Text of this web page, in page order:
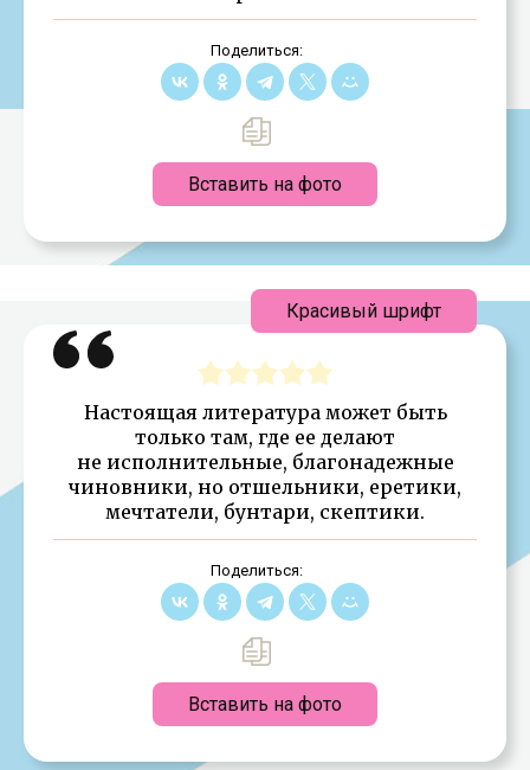
Поделиться:
Вставить на фото
Настоящая литература может быть
только там, где ее делают
не исполнительные, благонадежные
чиновники, но отшельники, еретики,
мечтатели, бунтари, скептики.
Поделиться:
Вставить на фото
Красивый шрифт